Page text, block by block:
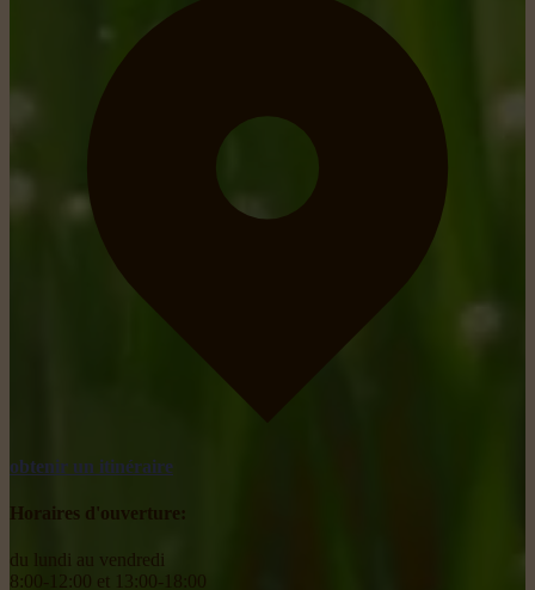
obtenir un itinéraire
Horaires d'ouverture:
du lundi au vendredi
8:00-12:00 et 13:00-18:00